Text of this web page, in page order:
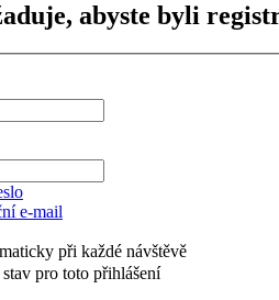
abyste byli
e-mail
při každé návštěvě
pro toto přihlášení